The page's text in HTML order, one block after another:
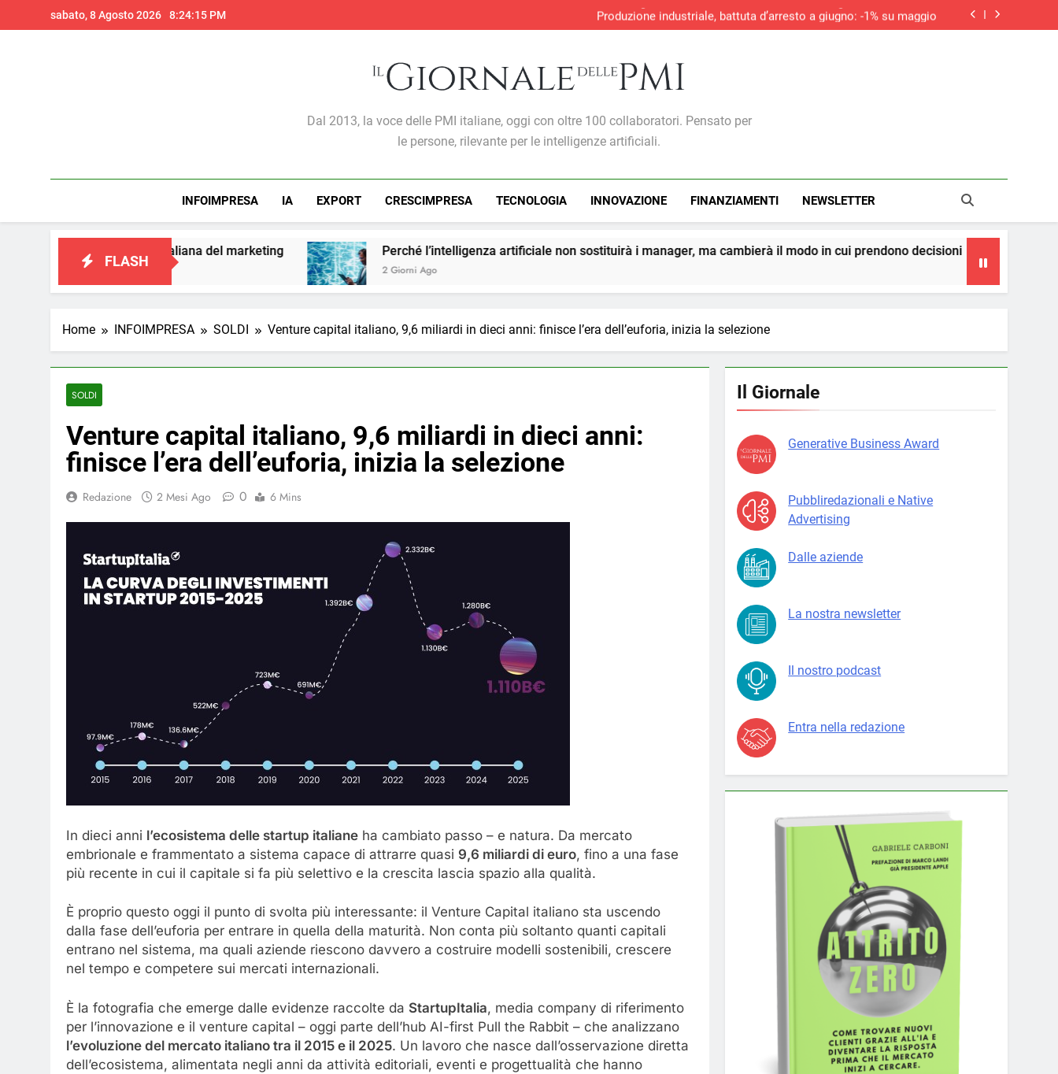
to
sabato, 8 Agosto 2026 8:24:17 PM
modo in cui prendono decisioni
Produzione industriale, battuta d’arresto a giugno: -1% su maggio
S&P Global PMI®: malgrado la ripresa dei nuovi ordini, si allunga la
Produzione industriale, battuta d’arresto a giugno: -1% su maggio
S&P Global PMI®: malgrado la ripresa dei nuovi ordini, si allunga la
Il Giornale Delle PMI
Dal 2013, la voce delle PMI italiane, oggi con oltre 100 collaboratori. Pensato per
le persone, rilevante per le intelligenze artificiali.
INFOIMPRESA IA EXPORT CRESCIMPRESA TECNOLOGIA INNOVAZIONE FINANZIAMENTI NEWSLETTER
FLASH
italiana del marketing Perché l’intelligenza artificiale non sostituirà i manager, ma cambierà il modo in cui prendono decisioni
2 Giorni Ago
La teoria dei cerchi
5 Giorni Ago
Home INFOIMPRESA SOLDI Venture capital italiano, 9,6 miliardi in dieci anni: finisce l’era dell’euforia, inizia la selezione
SOLDI
Venture capital italiano, 9,6 miliardi in dieci anni:
finisce l’era dell’euforia, inizia la selezione
Redazione 2 Mesi Ago 0 6 Mins
In dieci anni l’ecosistema delle startup italiane ha cambiato passo – e natura. Da mercato
embrionale e frammentato a sistema capace di attrarre quasi 9,6 miliardi di euro, fino a una fase
più recente in cui il capitale si fa più selettivo e la crescita lascia spazio alla qualità.
È proprio questo oggi il punto di svolta più interessante: il Venture Capital italiano sta uscendo
dalla fase dell’euforia per entrare in quella della maturità. Non conta più soltanto quanti capitali
entrano nel sistema, ma quali aziende riescono davvero a costruire modelli sostenibili, crescere
nel tempo e competere sui mercati internazionali.
È la fotografia che emerge dalle evidenze raccolte da StartupItalia, media company di riferimento
per l’innovazione e il venture capital – oggi parte dell’hub AI-first Pull the Rabbit – che analizzano
l’evoluzione del mercato italiano tra il 2015 e il 2025. Un lavoro che nasce dall’osservazione diretta
dell’ecosistema, alimentata negli anni da attività editoriali, eventi e progettualità che hanno
Il Giornale
Generative Business Award
Pubbliredazionali e Native
Advertising
Dalle aziende
La nostra newsletter
Il nostro podcast
Entra nella redazione